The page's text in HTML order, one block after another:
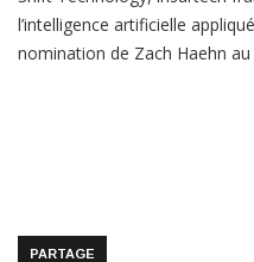
l’intelligence artificielle
nomination de Zach Haehn au
PARTAGE